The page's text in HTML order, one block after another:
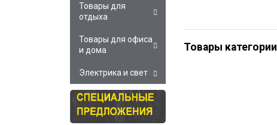
Товары категории
Товары для
отдыха
Товары для офиса
и дома
Электрика и свет